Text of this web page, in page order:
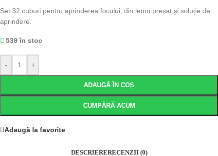
Set 32 cuburi pentru aprinderea focului, din lemn presat și soluție de
aprindere.
539 în stoc
- +
ADAUGĂ ÎN COȘ
CUMPĂRĂ ACUM
Adaugă la favorite
DESCRIERERECENZII (0)